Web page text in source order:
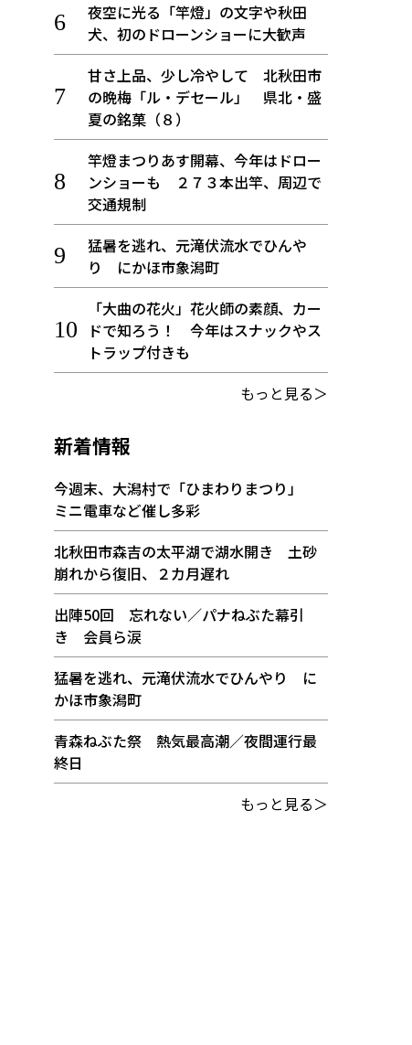
夜空に光る「竿燈」の文字や秋田
犬、初のドローンショーに大歓声
甘さ上品、少し冷やして 北秋田市
の晩梅「ル・デセール」 県北・盛
夏の銘菓（８）
竿燈まつりあす開幕、今年はドロー
ンショーも ２７３本出竿、周辺で
交通規制
猛暑を逃れ、元滝伏流水でひんや
り にかほ市象潟町
「大曲の花火」花火師の素顔、カー
ドで知ろう！ 今年はスナックやス
トラップ付きも
もっと見る＞
新着情報
今週末、大潟村で「ひまわりまつり」
ミニ電車など催し多彩
北秋田市森吉の太平湖で湖水開き 土砂
崩れから復旧、２カ月遅れ
出陣50回 忘れない／パナねぶた幕引
き 会員ら涙
猛暑を逃れ、元滝伏流水でひんやり に
かほ市象潟町
青森ねぶた祭 熱気最高潮／夜間運行最
終日
もっと見る＞